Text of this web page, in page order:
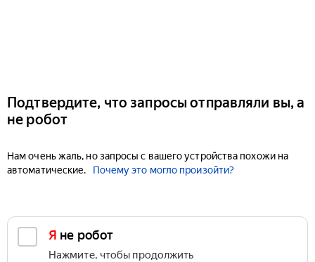
Подтвердите, что запросы отправляли вы, а
не робот
Нам очень жаль, но запросы с вашего устройства похожи на
автоматические.
Почему это могло произойти?
Я не робот
Нажмите, чтобы продолжить